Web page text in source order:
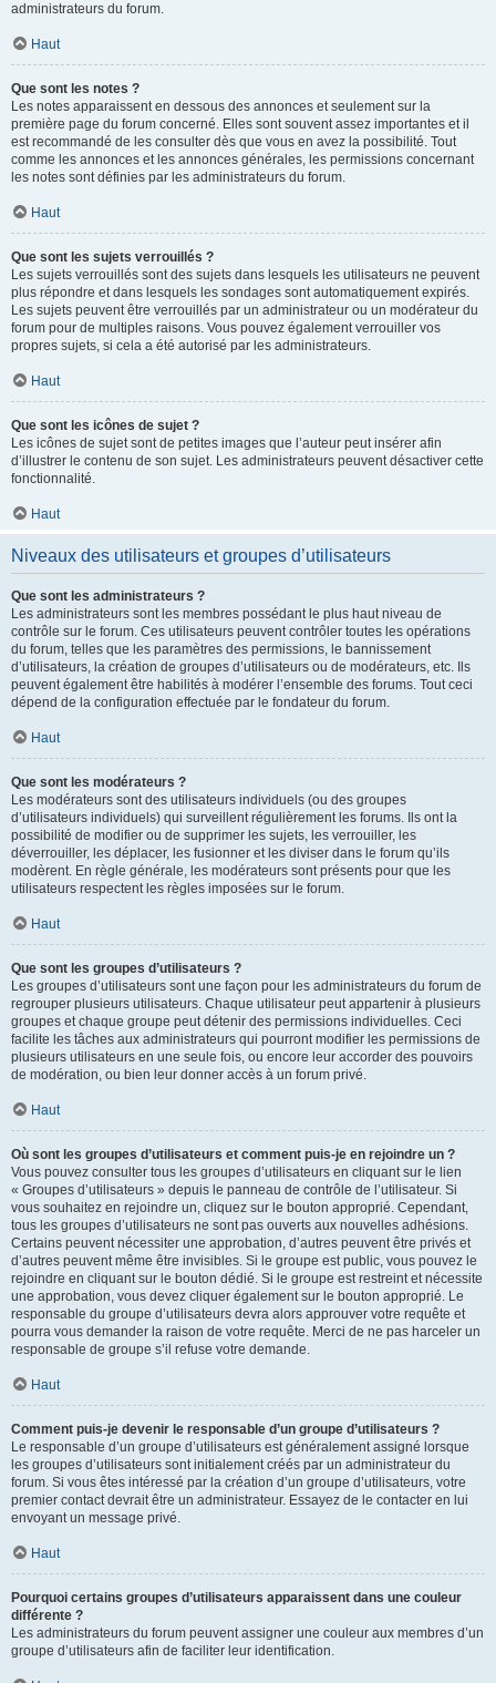
administrateurs du forum.
Haut
Que sont les notes ?
Les notes apparaissent en dessous des annonces et seulement sur la
première page du forum concerné. Elles sont souvent assez importantes et il
est recommandé de les consulter dès que vous en avez la possibilité. Tout
comme les annonces et les annonces générales, les permissions concernant
les notes sont définies par les administrateurs du forum.
Haut
Que sont les sujets verrouillés ?
Les sujets verrouillés sont des sujets dans lesquels les utilisateurs ne peuvent
plus répondre et dans lesquels les sondages sont automatiquement expirés.
Les sujets peuvent être verrouillés par un administrateur ou un modérateur du
forum pour de multiples raisons. Vous pouvez également verrouiller vos
propres sujets, si cela a été autorisé par les administrateurs.
Haut
Que sont les icônes de sujet ?
Les icônes de sujet sont de petites images que l’auteur peut insérer afin
d’illustrer le contenu de son sujet. Les administrateurs peuvent désactiver cette
fonctionnalité.
Haut
Niveaux des utilisateurs et groupes d’utilisateurs
Que sont les administrateurs ?
Les administrateurs sont les membres possédant le plus haut niveau de
contrôle sur le forum. Ces utilisateurs peuvent contrôler toutes les opérations
du forum, telles que les paramètres des permissions, le bannissement
d’utilisateurs, la création de groupes d’utilisateurs ou de modérateurs, etc. Ils
peuvent également être habilités à modérer l’ensemble des forums. Tout ceci
dépend de la configuration effectuée par le fondateur du forum.
Haut
Que sont les modérateurs ?
Les modérateurs sont des utilisateurs individuels (ou des groupes
d’utilisateurs individuels) qui surveillent régulièrement les forums. Ils ont la
possibilité de modifier ou de supprimer les sujets, les verrouiller, les
déverrouiller, les déplacer, les fusionner et les diviser dans le forum qu’ils
modèrent. En règle générale, les modérateurs sont présents pour que les
utilisateurs respectent les règles imposées sur le forum.
Haut
Que sont les groupes d’utilisateurs ?
Les groupes d’utilisateurs sont une façon pour les administrateurs du forum de
regrouper plusieurs utilisateurs. Chaque utilisateur peut appartenir à plusieurs
groupes et chaque groupe peut détenir des permissions individuelles. Ceci
facilite les tâches aux administrateurs qui pourront modifier les permissions de
plusieurs utilisateurs en une seule fois, ou encore leur accorder des pouvoirs
de modération, ou bien leur donner accès à un forum privé.
Haut
Où sont les groupes d’utilisateurs et comment puis-je en rejoindre un ?
Vous pouvez consulter tous les groupes d’utilisateurs en cliquant sur le lien
« Groupes d’utilisateurs » depuis le panneau de contrôle de l’utilisateur. Si
vous souhaitez en rejoindre un, cliquez sur le bouton approprié. Cependant,
tous les groupes d’utilisateurs ne sont pas ouverts aux nouvelles adhésions.
Certains peuvent nécessiter une approbation, d’autres peuvent être privés et
d’autres peuvent même être invisibles. Si le groupe est public, vous pouvez le
rejoindre en cliquant sur le bouton dédié. Si le groupe est restreint et nécessite
une approbation, vous devez cliquer également sur le bouton approprié. Le
responsable du groupe d’utilisateurs devra alors approuver votre requête et
pourra vous demander la raison de votre requête. Merci de ne pas harceler un
responsable de groupe s’il refuse votre demande.
Haut
Comment puis-je devenir le responsable d’un groupe d’utilisateurs ?
Le responsable d’un groupe d’utilisateurs est généralement assigné lorsque
les groupes d’utilisateurs sont initialement créés par un administrateur du
forum. Si vous êtes intéressé par la création d’un groupe d’utilisateurs, votre
premier contact devrait être un administrateur. Essayez de le contacter en lui
envoyant un message privé.
Haut
Pourquoi certains groupes d’utilisateurs apparaissent dans une couleur
différente ?
Les administrateurs du forum peuvent assigner une couleur aux membres d’un
groupe d’utilisateurs afin de faciliter leur identification.